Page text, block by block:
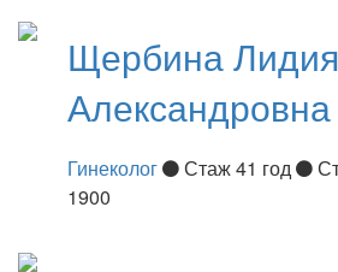
ЩербинаЛидия
Александровна
Гинеколог Стаж 41 год
1900